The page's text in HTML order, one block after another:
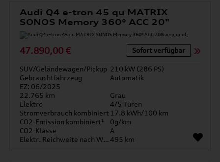
Audi Q4 e-tron 45 qu MATRIX
SONOS Memory 360° ACC 20"
47.890,00 € Sofort verfügbar
SUV/Geländewagen/Pickup 210 kW (286 PS)
Gebrauchtfahrzeug
Automatik
EZ: 06/2025
22.765 km
Grau
Elektro
4/5 Türen
Stromverbrauch kombiniert 17.8 kWh/100 km
CO2-Emission kombiniert¹
0g/km
CO2-Klasse
A
Elektr. Reichweite nach WLTP*495 km